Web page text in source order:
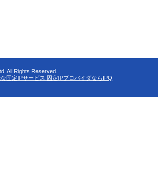
All Rights Reserved.
固定IPサービス 固定IPプロバイダならIPQ